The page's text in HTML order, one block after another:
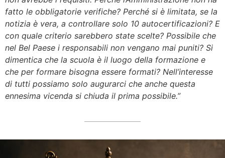
fatto le obbligatorie verifiche? Perché si è limitata, se la
notizia è vera, a controllare solo 10 autocertificazioni? E
con quale criterio sarebbero state scelte? Possibile che
nel Bel Paese i responsabili non vengano mai puniti? Si
dimentica che la scuola è il luogo della formazione e
che per formare bisogna essere formati? Nell’interesse
di tutti possiamo solo augurarci che anche questa
ennesima vicenda si chiuda il prima possibile.”